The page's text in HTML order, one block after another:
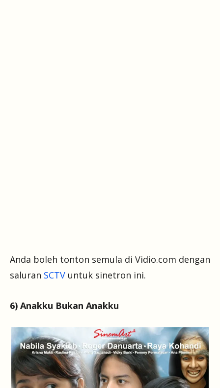
Anda boleh tonton semula di Vidio.com dengan
saluran SCTV untuk sinetron ini.
6) Anakku Bukan Anakku